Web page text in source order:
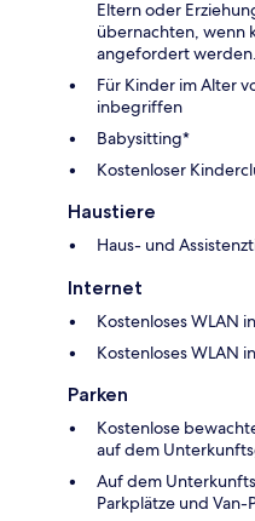
Eltern oder
übernachten, wenn
angefordert werden.
Für Kinder im Alter
inbegriffen
Babysitting*
Kostenloser
Haustiere
Haus- und
Internet
Kostenloses WLAN
Kostenloses WLAN
Parken
Kostenlose
auf dem
Auf dem
Parkplätze und Van-